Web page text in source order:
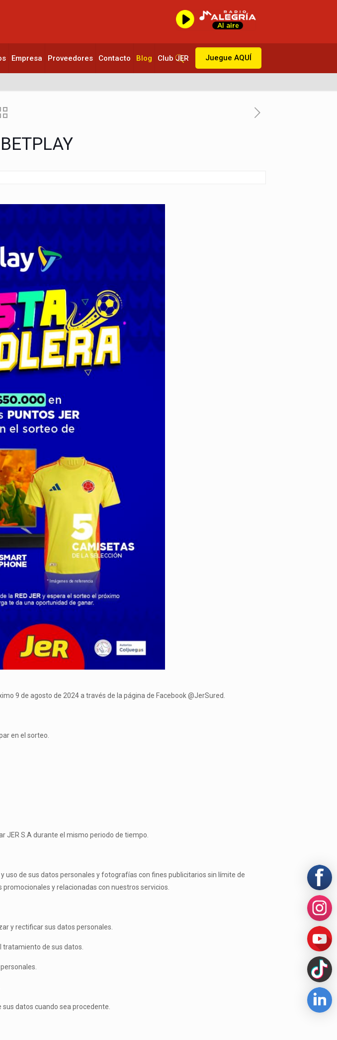
Empresa Proveedores Contacto Blog Club JER Juegue AQUÍ
9 de agosto de 2024 a través de la página de Facebook @JerSured.
en el sorteo.
JER S.A durante el mismo periodo de tiempo.
uso de sus datos personales y fotografías con fines publicitarios sin límite de
y relacionadas con nuestros servicios.
y rectificar sus datos personales.
de sus datos.
datos cuando sea procedente.